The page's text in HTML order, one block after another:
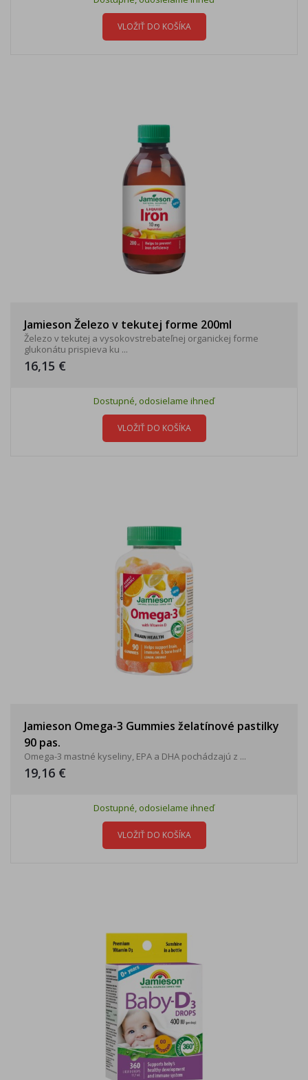
VLOŽIŤ DO KOŠÍKA
Jamieson Železo v tekutej forme 200ml
Železo v tekutej a vysokovstrebateľnej organickej forme
glukonátu prispieva ku ...
16,15 €
Dostupné, odosielame ihneď
VLOŽIŤ DO KOŠÍKA
Jamieson Omega-3 Gummies želatínové pastilky
90 pas.
Omega-3 mastné kyseliny, EPA a DHA pochádzajú z ...
19,16 €
Dostupné, odosielame ihneď
VLOŽIŤ DO KOŠÍKA